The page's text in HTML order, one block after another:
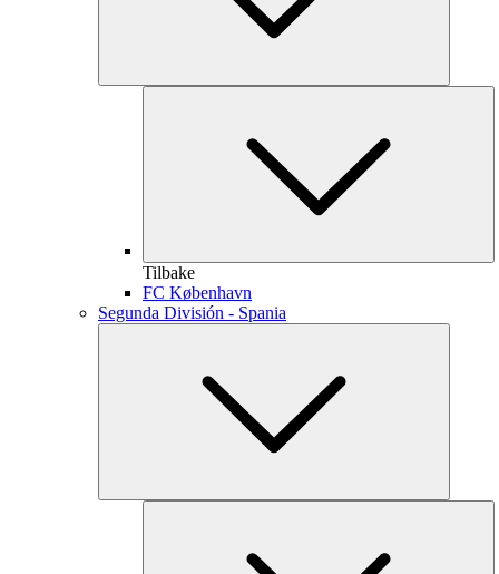
Tilbake
FC København
Segunda División - Spania